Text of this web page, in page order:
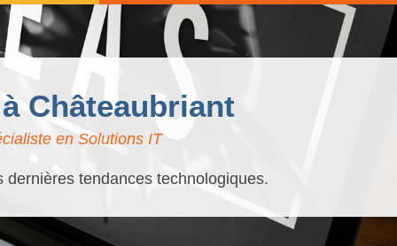
Châteaubriant
en Solutions IT
tendances technologiques.